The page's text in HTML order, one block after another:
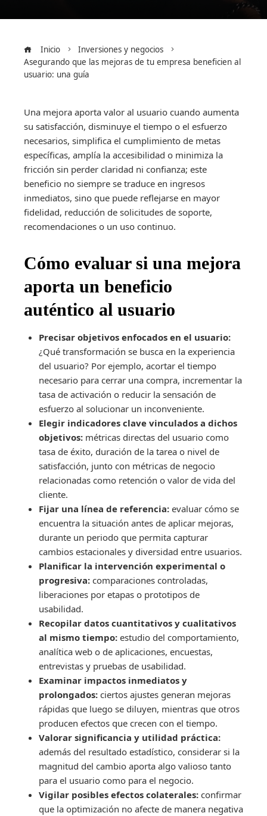
Inicio
Inversiones y negocios
Asegurando que las mejoras de tu empresa beneficien al
usuario: una guía
Una mejora aporta valor al usuario cuando aumenta
su satisfacción, disminuye el tiempo o el esfuerzo
necesarios, simplifica el cumplimiento de metas
específicas, amplía la accesibilidad o minimiza la
fricción sin perder claridad ni confianza; este
beneficio no siempre se traduce en ingresos
inmediatos, sino que puede reflejarse en mayor
fidelidad, reducción de solicitudes de soporte,
recomendaciones o un uso continuo.
Cómo evaluar si una mejora
aporta un beneficio
auténtico al usuario
Precisar objetivos enfocados en el usuario:
¿Qué transformación se busca en la experiencia
del usuario? Por ejemplo, acortar el tiempo
necesario para cerrar una compra, incrementar la
tasa de activación o reducir la sensación de
esfuerzo al solucionar un inconveniente.
Elegir indicadores clave vinculados a dichos
objetivos: métricas directas del usuario como
tasa de éxito, duración de la tarea o nivel de
satisfacción, junto con métricas de negocio
relacionadas como retención o valor de vida del
cliente.
Fijar una línea de referencia: evaluar cómo se
encuentra la situación antes de aplicar mejoras,
durante un periodo que permita capturar
cambios estacionales y diversidad entre usuarios.
Planificar la intervención experimental o
progresiva: comparaciones controladas,
liberaciones por etapas o prototipos de
usabilidad.
Recopilar datos cuantitativos y cualitativos
al mismo tiempo: estudio del comportamiento,
analítica web o de aplicaciones, encuestas,
entrevistas y pruebas de usabilidad.
Examinar impactos inmediatos y
prolongados: ciertos ajustes generan mejoras
rápidas que luego se diluyen, mientras que otros
producen efectos que crecen con el tiempo.
Valorar significancia y utilidad práctica:
además del resultado estadístico, considerar si la
magnitud del cambio aporta algo valioso tanto
para el usuario como para el negocio.
Vigilar posibles efectos colaterales: confirmar
que la optimización no afecte de manera negativa